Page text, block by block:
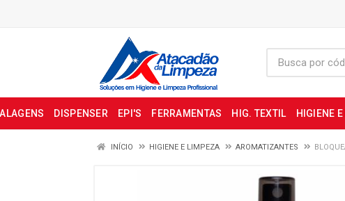
DISPENSER EPI'S FERRAMENTAS HIG. TEXTIL HIGIENE
INÍCIO HIGIENE E LIMPEZA AROMATIZANTES